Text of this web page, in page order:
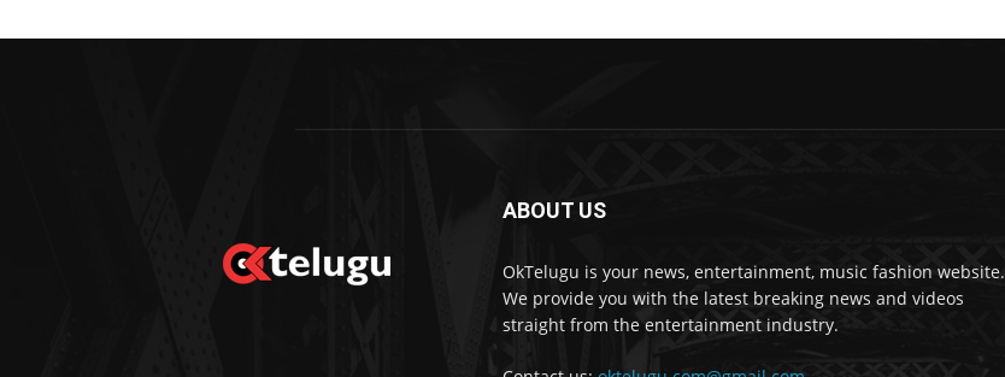
ABOUT US
OkTelugu is your news, entertainment, music fashion website.
We provide you with the latest breaking news and videos
straight from the entertainment industry.